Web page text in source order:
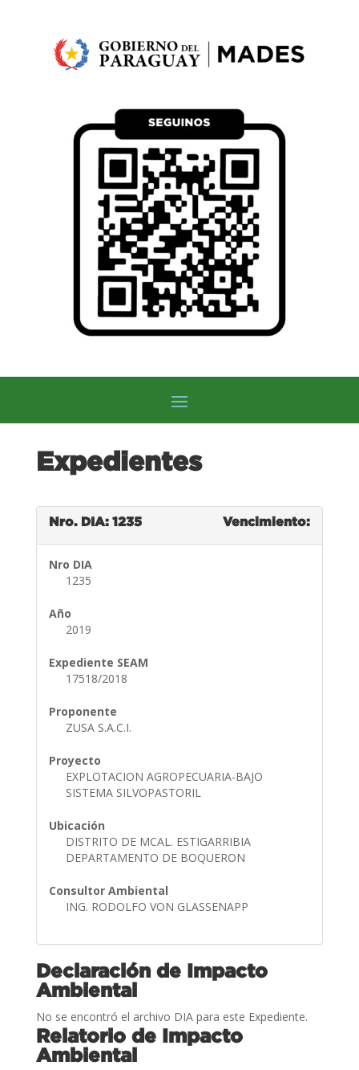
Expedientes
Nro. DIA: 1235 Vencimiento:
Nro DIA
1235
Año
2019
Expediente SEAM
17518/2018
Proponente
ZUSA S.A.C.I.
Proyecto
EXPLOTACION AGROPECUARIA-BAJO
SISTEMA SILVOPASTORIL
Ubicación
DISTRITO DE MCAL. ESTIGARRIBIA
DEPARTAMENTO DE BOQUERON
Consultor Ambiental
ING. RODOLFO VON GLASSENAPP
Declaración de Impacto
Ambiental
No se encontró el archivo DIA para este Expediente.
Relatorio de Impacto
Ambiental